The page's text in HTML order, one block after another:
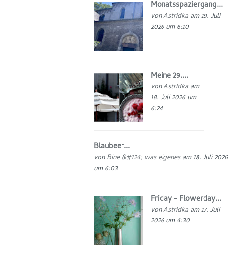
Monatsspaziergang...
vonAstridka am 19. Juli
2026 um 6:10
Meine 29....
vonAstridka am
18. Juli 2026 um
6:24
Blaubeer...
vonBine &#124; was eigenesam 18. Juli 2026
um 6:03
Friday - Flowerday...
vonAstridka am 17. Juli
2026 um 4:30